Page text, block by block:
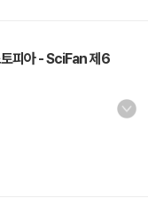
피아 - SciFan 제6